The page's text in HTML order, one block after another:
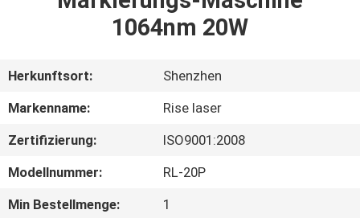
PRODUKTE
VR-
SHOW
ÜBER
UNS
1064nm 20W
Herkunftsort:
Shenzhen
Markenname:
Rise laser
Zertifizierung:
ISO9001:2008
Modellnummer:
RL-20P
Min Bestellmenge:
1